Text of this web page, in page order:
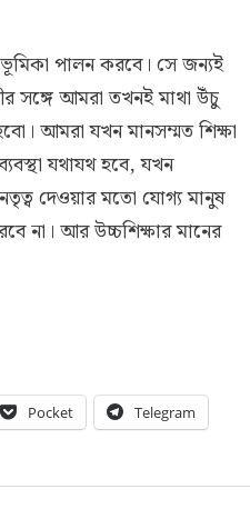
ভূমিকা পালন করবে। সে জন্যই
সঙ্গে আমরা তখনই মাথা উঁচু
আমরা যখন মানসম্মত শিক্ষা
যথাযথ হবে, যখন
দেওয়ার মতো যোগ্য মানুষ
না। আর উচ্চশিক্ষার মানের
Pocket Telegram